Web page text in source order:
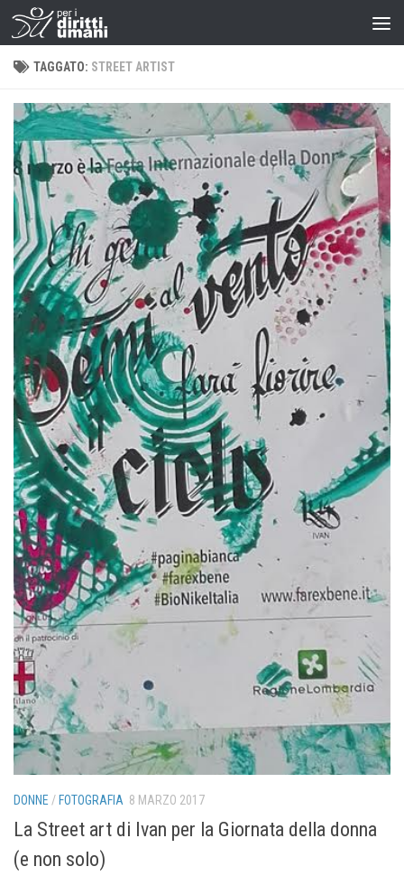
TAGGATO: STREET ARTIST
DONNE / FOTOGRAFIA 8 MARZO 2017
La Street art di Ivan per la Giornata della donna
(e non solo)